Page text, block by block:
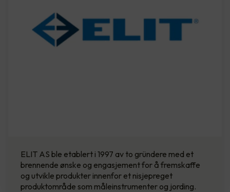
ELIT AS ble etablert i 1997 av to gründere med et
brennende ønske og engasjement for å fremskaffe
og utvikle produkter innenfor et nisjepreget
produktområde som måleinstrumenter og jording.